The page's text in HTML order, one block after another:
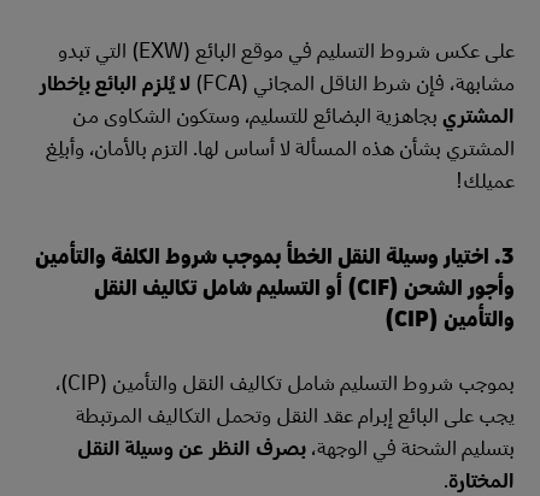
على عكس شروط التسليم في موقع البائع (EXW) التي تبدو
مشابهة، فإن شرط الناقل المجاني (FCA)
لا يُلزِم البائع بإخطار
المشتريبجاهزية البضائع للتسليم، وستكون الشكاوى من
المشتري بشأن هذه المسألة لا أساس لها. التزم بالأمان، وأبلِغ
عميلك!
3. اختيار وسيلة النقل الخطأ بموجب شروط الكلفة والتأمين
وأجور الشحن (CIF) أو التسليم شامل تكاليف النقل
والتأمين (CIP)
بموجب شروط التسليم شامل تكاليف النقل والتأمين (CIP)،
يجب على البائع إبرام عقد النقل وتحمل التكاليف المرتبطة
بتسليم الشحنة في الوجهة،بصرف النظر عن وسيلة النقل
المختارة.